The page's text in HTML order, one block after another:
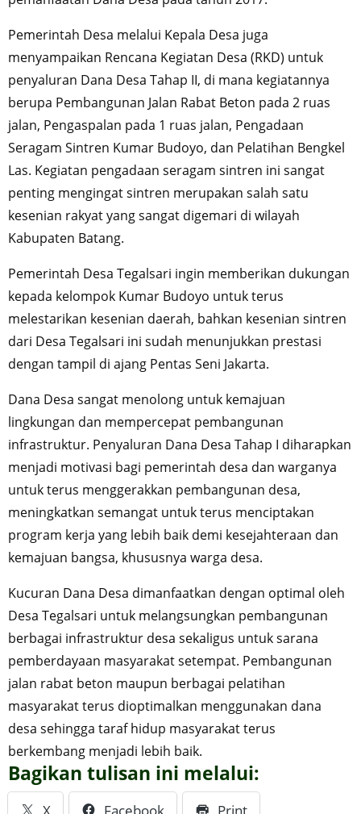
Pemerintah Desa melalui Kepala Desa juga
menyampaikan Rencana Kegiatan Desa (RKD) untuk
penyaluran Dana Desa Tahap II, di mana kegiatannya
berupa Pembangunan Jalan Rabat Beton pada 2 ruas
jalan, Pengaspalan pada 1 ruas jalan, Pengadaan
Seragam Sintren Kumar Budoyo, dan Pelatihan Bengkel
Las. Kegiatan pengadaan seragam sintren ini sangat
penting mengingat sintren merupakan salah satu
kesenian rakyat yang sangat digemari di wilayah
Kabupaten Batang.
Pemerintah Desa Tegalsari ingin memberikan dukungan
kepada kelompok Kumar Budoyo untuk terus
melestarikan kesenian daerah, bahkan kesenian sintren
dari Desa Tegalsari ini sudah menunjukkan prestasi
dengan tampil di ajang Pentas Seni Jakarta.
Dana Desa sangat menolong untuk kemajuan
lingkungan dan mempercepat pembangunan
infrastruktur. Penyaluran Dana Desa Tahap I diharapkan
menjadi motivasi bagi pemerintah desa dan warganya
untuk terus menggerakkan pembangunan desa,
meningkatkan semangat untuk terus menciptakan
program kerja yang lebih baik demi kesejahteraan dan
kemajuan bangsa, khususnya warga desa.
Kucuran Dana Desa dimanfaatkan dengan optimal oleh
Desa Tegalsari untuk melangsungkan pembangunan
berbagai infrastruktur desa sekaligus untuk sarana
pemberdayaan masyarakat setempat. Pembangunan
jalan rabat beton maupun berbagai pelatihan
masyarakat terus dioptimalkan menggunakan dana
desa sehingga taraf hidup masyarakat terus
berkembang menjadi lebih baik.
Bagikan tulisan ini melalui: